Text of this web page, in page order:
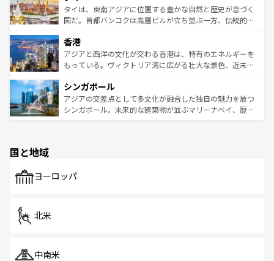
わってみてほしい。 なお、新着の韓国情報はコンテンツ一
覧を参照してほしい。
ーチミン市のフランス統治時代の建物も、独特の雰囲気を
醸し出している。また、バラエティの豊かさとおいしさで
とつ。フォーやバインミー、ベトナムコーヒーなどは、ぜ
ひ現地で味わいたい。どの地域を訪れてもあたたかい人々
が旅行者を迎えてくれるので、きっと忘れられない旅にな
参照してほしい。
タイは、東南アジアに位置する豊かな自然と歴史が息づく
国だ。首都バンコクは高層ビルが立ち並ぶ一方、伝統的な
の活気が交差している。北部ではチェンマイなどの山岳地
帯で自然と触れ合い、南部ではプーケットやクラビの美し
いビーチでリゾート気分を楽しむことができる。タイ料理
激する。気候は一年中温暖で、どの季節にも異なる楽しみ
が待っている。親しみやすいタイの人々、仏教を中心とし
た文化、そして多様な観光資源が、訪れる旅人を魅了し続
香港
アジアと西洋の文化が交わる香港は、特有のエネルギーを
もっている。ヴィクトリア湾に広がる壮大な景色、近未来
み、どこを訪れても感動するはず。観光スポットが密集し
ており、効率よく見どころを回れるのも魅力。息をのむよ
うな絶景から文化的な体験まで、香港を存分に楽しみ尽く
シンガポール
アジアの交差点として多文化が融合した独自の魅力を放つ
シンガポール。未来的な建築物が並ぶマリーナベイ、歴史
で、ホーカーズは地元の風情を楽しめる外せないスポット
国と地域
ヨーロッパ
北米
中南米